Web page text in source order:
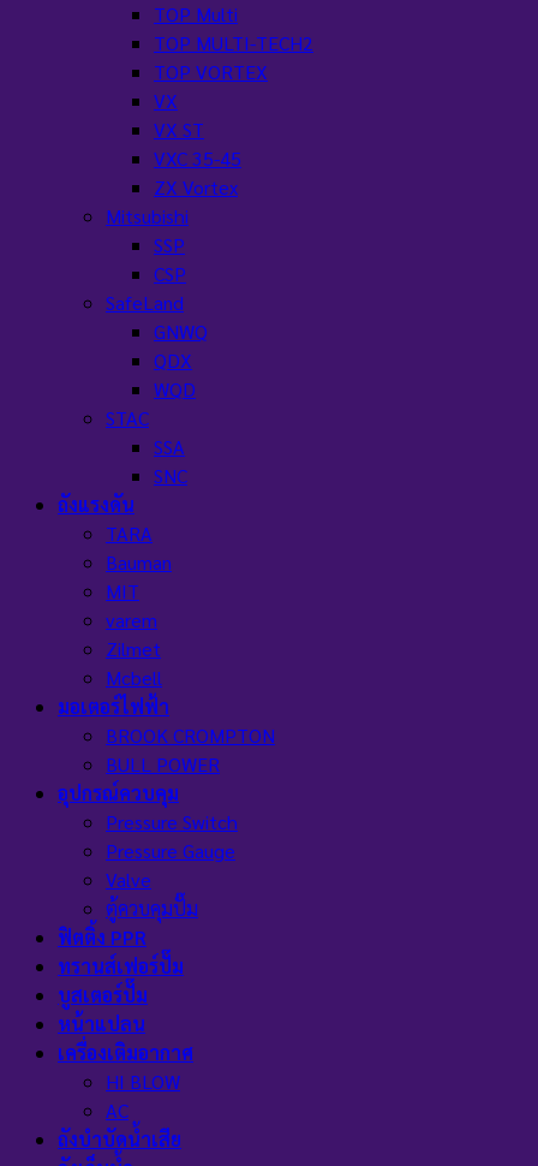
TOP Multi
TOP MULTI-TECH2
TOP VORTEX
VX
VX ST
VXC 35-45
ZX Vortex
Mitsubishi
SSP
CSP
SafeLand
GNWQ
QDX
WQD
STAC
SSA
SNC
ถังแรงดัน
TARA
Bauman
MIT
varem
Zilmet
Mcbell
มอเตอร์ไฟฟ้า
BROOK CROMPTON
BULL POWER
อุปกรณ์ควบคุม
Pressure Switch
Pressure Gauge
Valve
ตู้ควบคุมปั๊ม
ฟิตติ้ง PPR
ทรานส์เฟอร์ปั๊ม
บูสเตอร์ปั๊ม
หน้าแปลน
เครื่องเติมอากาศ
HI BLOW
AC
ถังบำบัดน้ำเสีย